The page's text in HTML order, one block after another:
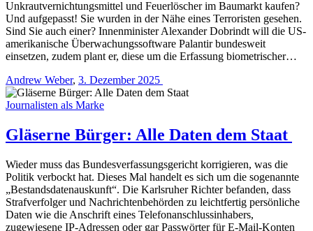
Unkrautvernichtungsmittel und Feuerlöscher im Baumarkt kaufen?
Und aufgepasst! Sie wurden in der Nähe eines Terroristen gesehen.
Sind Sie auch einer? Innenminister Alexander Dobrindt will die US-
amerikanische Überwachungssoftware Palantir bundesweit
einsetzen, zudem plant er, diese um die Erfassung biometrischer…
Andrew Weber, 3. Dezember 2025
Journalisten als Marke
Gläserne Bürger: Alle Daten dem Staat
Wieder muss das Bundesverfassungsgericht korrigieren, was die
Politik verbockt hat. Dieses Mal handelt es sich um die sogenannte
„Bestandsdatenauskunft“. Die Karlsruher Richter befanden, dass
Strafverfolger und Nachrichtenbehörden zu leichtfertig persönliche
Daten wie die Anschrift eines Telefonanschlussinhabers,
zugewiesene IP-Adressen oder gar Passwörter für E-Mail-Konten